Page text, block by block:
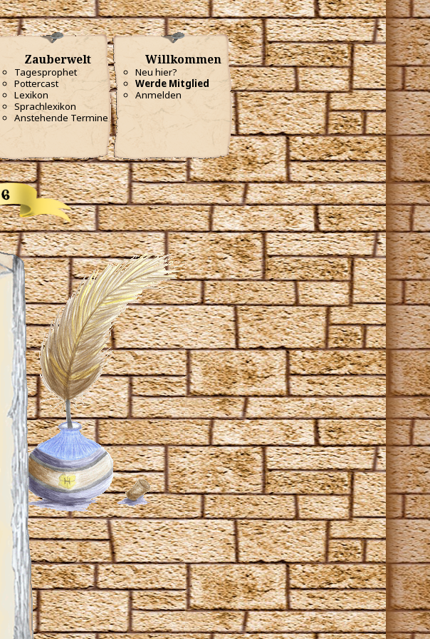
Zauberwelt
Tagesprophet
Pottercast
Lexikon
Sprachlexikon
Anstehende Termine
Willkommen
Neu hier?
Werde Mitglied
Anmelden